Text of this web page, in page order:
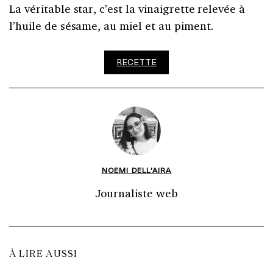
La véritable star, c’est la vinaigrette relevée à
l’huile de sésame, au miel et au piment.
RECETTE
NOEMI DELL'AIRA
Journaliste web
À LIRE AUSSI